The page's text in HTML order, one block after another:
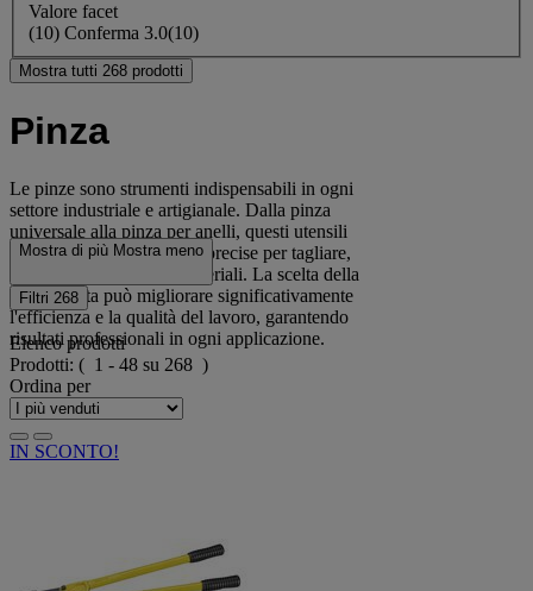
Valore facet
(10) Conferma 3.0(10)
Mostra tutti 268 prodotti
Pinza
Le pinze sono strumenti indispensabili in ogni
settore industriale e artigianale. Dalla pinza
universale alla pinza per anelli, questi utensili
versatili offrono soluzioni precise per tagliare,
afferrare e manipolare materiali. La scelta della
pinza giusta può migliorare significativamente
l'efficienza e la qualità del lavoro, garantendo
risultati professionali in ogni applicazione.
Mostra di più Mostra meno
Filtri 268
Elenco prodotti
Prodotti: ( 1 - 48 su 268 )
Ordina per
IN SCONTO!